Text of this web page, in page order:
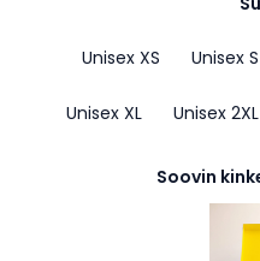
Unisex XS Unisex S
Unisex XL Unisex 2XL
Soovin